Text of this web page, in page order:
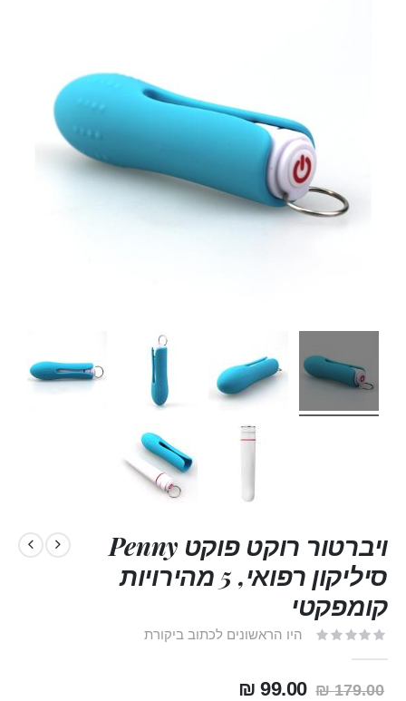
ויברטור רוקט פוקט Penny
סיליקון רפואי, 5 מהירויות
קומפקטי
היו הראשונים לכתוב ביקורת
179.00 ₪
99.00 ₪